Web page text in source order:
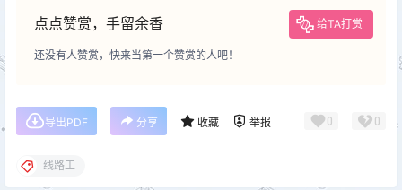
点点赞赏，手留余香 给TA打赏
还没有人赞赏，快来当第一个赞赏的人吧！
导出PDF 分享 收藏 举报 0 0
线路工